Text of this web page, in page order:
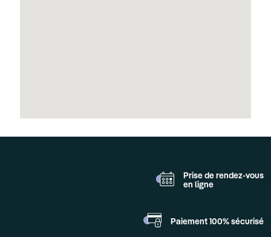
Prise de rendez-vous
en ligne
Paiement 100% sécurisé